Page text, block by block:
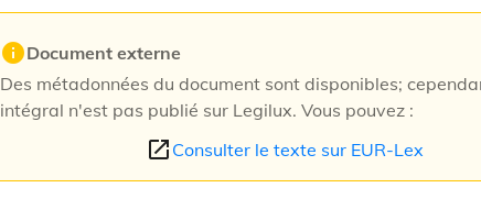
infoDocument externe
Des métadonnées du document sont disponibles;
intégral n'est pas publié sur Legilux. Vous pouvez :
open_in_new Consulter le texte sur EUR-Lex